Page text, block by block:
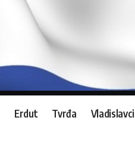
Erdut Tvrđa Vladislavci